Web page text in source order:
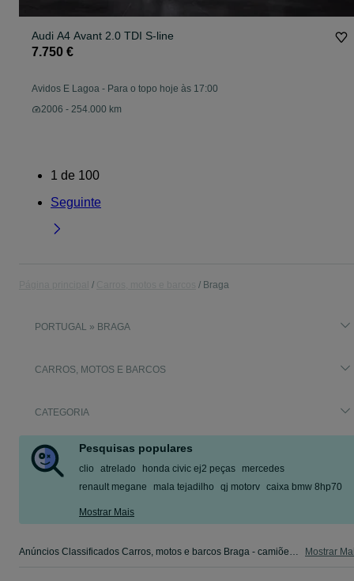
Audi A4 Avant 2.0 TDI S-line
7.750 €
Avidos E Lagoa - Para o topo hoje às 17:00
2006 - 254.000 km
1 de 100
Seguinte
Braga
PORTUGAL » BRAGA
CARROS, MOTOS E BARCOS
CATEGORIA
Pesquisas populares
clio atrelado honda civic ej2 peças
mercedes
renault megane
mala tejadilho qj motorv caixa bmw 8hp70
Mostrar Mais
Anúncios Classificados Carros, motos e barcos Braga - camiões, salvados,autocaravanas, scooters e outros. Veja os anúncios ou publique o seu anúncio grátis no OLX Portugal. Mostrar